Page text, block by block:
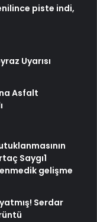
piste indi,
Uyarısı
Asfalt
Saygı1
gelişme
Serdar